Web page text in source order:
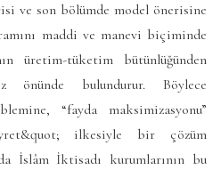
ve son bölümde model önerisine
maddi ve manevi biçiminde
üretim-tüketim bütünlüğünden
önünde bulundurur. Böylece
“fayda maksimizasyonu”
ilkesiyle bir çözüm
İslâm İktisadı kurumlarının bu